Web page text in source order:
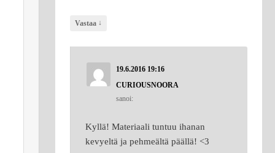
Vastaa ↓
19.6.2016 19:16
CURIOUSNOORA
sanoi:
Kyllä! Materiaali tuntuu ihanan
kevyeltä ja pehmeältä päällä! <3